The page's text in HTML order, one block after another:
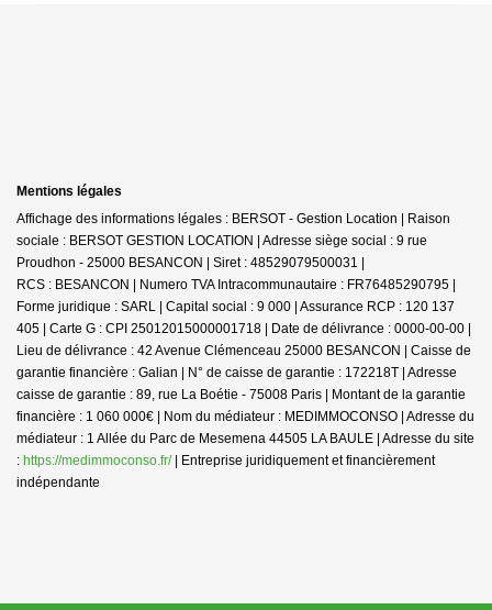
Mentions légales
Affichage des informations légales : BERSOT - Gestion Location | Raison
sociale : BERSOT GESTION LOCATION | Adresse siège social : 9 rue
Proudhon - 25000 BESANCON | Siret : 48529079500031 |
RCS : BESANCON | Numero TVA Intracommunautaire : FR76485290795 |
Forme juridique : SARL | Capital social : 9 000 | Assurance RCP : 120 137
405 | Carte G : CPI 25012015000001718 | Date de délivrance : 0000-00-00 |
Lieu de délivrance : 42 Avenue Clémenceau 25000 BESANCON | Caisse de
garantie financière : Galian | N° de caisse de garantie : 172218T | Adresse
caisse de garantie : 89, rue La Boétie - 75008 Paris | Montant de la garantie
financière : 1 060 000€ | Nom du médiateur : MEDIMMOCONSO | Adresse du
médiateur : 1 Allée du Parc de Mesemena 44505 LA BAULE | Adresse du site
: https://medimmoconso.fr/| Entreprise juridiquement et financièrement
indépendante